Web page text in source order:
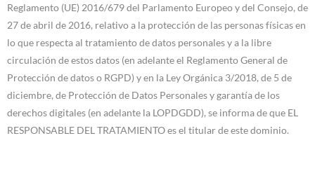
Reglamento (UE) 2016/679 del Parlamento Europeo y del Consejo, de
27 de abril de 2016, relativo a la protección de las personas físicas en
lo que respecta al tratamiento de datos personales y a la libre
circulación de estos datos (en adelante el Reglamento General de
Protección de datos o RGPD) y en la Ley Orgánica 3/2018, de 5 de
diciembre, de Protección de Datos Personales y garantía de los
derechos digitales (en adelante la LOPDGDD), se informa de que EL
RESPONSABLE DEL TRATAMIENTO es el titular de este dominio.